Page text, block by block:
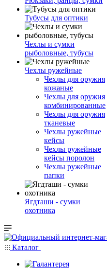
Тубусы для оптики
Чехлы и сумки
рыболовные, тубусы
Чехлы ружейные
Чехлы для оружия
кожаные
Чехлы для оружия
комбинированные
Чехлы для оружия
тканевые
Чехлы ружейные
кейсы
Чехлы ружейные
кейсы поролон
Чехлы ружейные
папки
Ягдташи - сумки
охотника
Каталог